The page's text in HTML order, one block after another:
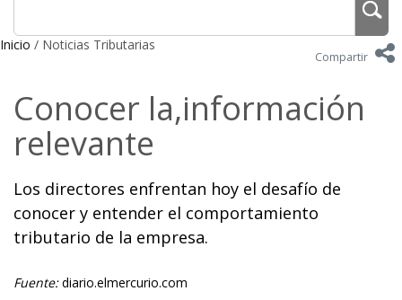
Inicio / Noticias Tributarias
Compartir
Conocer la,información
relevante
Los directores enfrentan hoy el desafío de
conocer y entender el comportamiento
tributario de la empresa.
Fuente:diario.elmercurio.com